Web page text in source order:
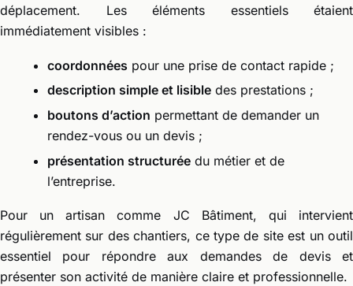
déplacement. Les éléments essentiels étaient
immédiatement visibles :
coordonnées pour une prise de contact rapide ;
description simple et lisible des prestations ;
boutons d’action permettant de demander un
rendez-vous ou un devis ;
présentation structurée du métier et de
l’entreprise.
Pour un artisan comme JC Bâtiment, qui intervient
régulièrement sur des chantiers, ce type de site est un outil
essentiel pour répondre aux demandes de devis et
présenter son activité de manière claire et professionnelle.